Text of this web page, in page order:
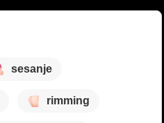
sesanje
rimming